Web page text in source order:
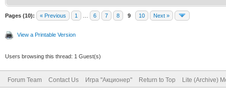
Pages (10): « Previous 1 6 7 8 9 10 Next »
View a Printable Version
Users browsing this thread: 1 Guest(s)
Forum Team Contact Us Игра "Акционер" Return to Top Lite (Archive)